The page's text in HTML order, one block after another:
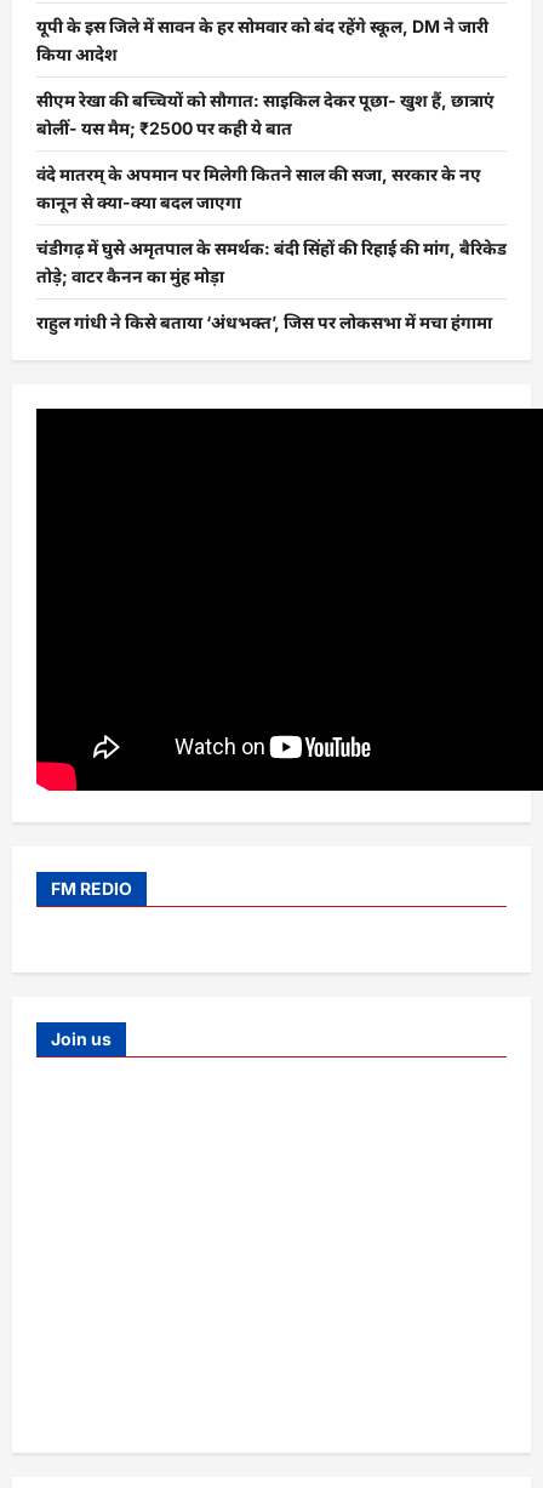
यूपी के इस जिले में सावन के हर सोमवार को बंद रहेंगे स्कूल, DM ने जारी
किया आदेश
सीएम रेखा की बच्चियों को सौगात: साइकिल देकर पूछा- खुश हैं, छात्राएं
बोलीं- यस मैम; ₹2500 पर कही ये बात
वंदे मातरम् के अपमान पर मिलेगी कितने साल की सजा, सरकार के नए
कानून से क्या-क्या बदल जाएगा
चंडीगढ़ में घुसे अमृतपाल के समर्थक: बंदी सिंहों की रिहाई की मांग, बैरिकेड
तोड़े; वाटर कैनन का मुंह मोड़ा
राहुल गांधी ने किसे बताया ‘अंधभक्त’, जिस पर लोकसभा में मचा हंगामा
FM REDIO
Join us